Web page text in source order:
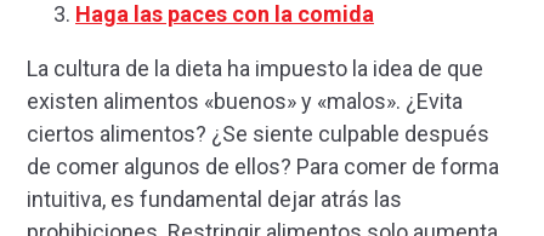
Haga las paces con la comida
La cultura de la dieta ha impuesto la idea de que
existen alimentos «buenos» y «malos». ¿Evita
ciertos alimentos? ¿Se siente culpable después
de comer algunos de ellos? Para comer de forma
intuitiva, es fundamental dejar atrás las